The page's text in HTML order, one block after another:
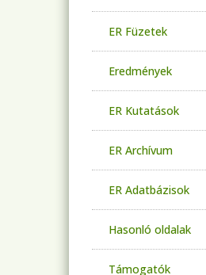
ER Füzetek
Eredmények
ER Kutatások
ER Archívum
ER Adatbázisok
Hasonló oldalak
Támogatók